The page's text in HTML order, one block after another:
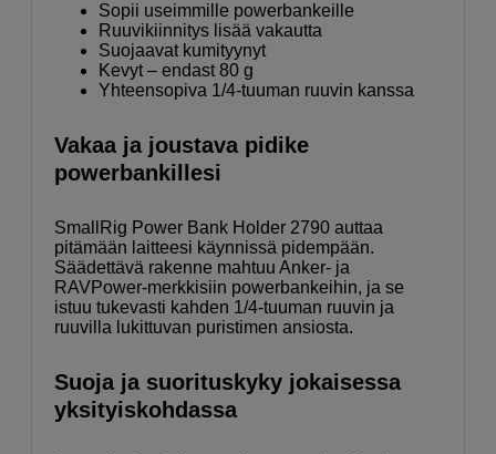
Sopii useimmille powerbankeille
Ruuvikiinnitys lisää vakautta
Suojaavat kumityynyt
Kevyt – endast 80 g
Yhteensopiva 1/4-tuuman ruuvin kanssa
Vakaa ja joustava pidike
powerbankillesi
SmallRig Power Bank Holder 2790 auttaa
pitämään laitteesi käynnissä pidempään.
Säädettävä rakenne mahtuu Anker- ja
RAVPower-merkkisiin powerbankeihin, ja se
istuu tukevasti kahden 1/4-tuuman ruuvin ja
ruuvilla lukittuvan puristimen ansiosta.
Suoja ja suorituskyky jokaisessa
yksityiskohdassa